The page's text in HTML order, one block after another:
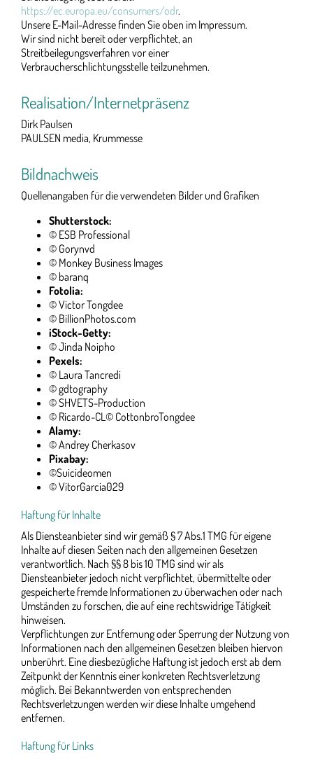
https://ec.europa.eu/consumers/odr.
Unsere E-Mail-Adresse finden Sie oben im Impressum.
Wir sind nicht bereit oder verpflichtet, an
Streitbeilegungsverfahren vor einer
Verbraucherschlichtungsstelle teilzunehmen.
Realisation/Internetpräsenz
Dirk Paulsen
PAULSEN media, Krummesse
Bildnachweis
Quellenangaben für die verwendeten Bilder und Grafiken
Shutterstock:
© ESB Professional
© Gorynvd
© Monkey Business Images
© baranq
Fotolia:
© Victor Tongdee
© BillionPhotos.com
iStock-Getty:
© Jinda Noipho
Pexels:
© Laura Tancredi
© gdtography
© SHVETS-Production
© Ricardo-CL© CottonbroTongdee
Alamy:
© Andrey Cherkasov
Pixabay:
©Suicideomen
© VitorGarcia029
Haftung für Inhalte
Als Diensteanbieter sind wir gemäß § 7 Abs.1 TMG für eigene
Inhalte auf diesen Seiten nach den allgemeinen Gesetzen
verantwortlich. Nach §§ 8 bis 10 TMG sind wir als
Diensteanbieter jedoch nicht verpflichtet, übermittelte oder
gespeicherte fremde Informationen zu überwachen oder nach
Umständen zu forschen, die auf eine rechtswidrige Tätigkeit
hinweisen.
Verpflichtungen zur Entfernung oder Sperrung der Nutzung von
Informationen nach den allgemeinen Gesetzen bleiben hiervon
unberührt. Eine diesbezügliche Haftung ist jedoch erst ab dem
Zeitpunkt der Kenntnis einer konkreten Rechtsverletzung
möglich. Bei Bekanntwerden von entsprechenden
Rechtsverletzungen werden wir diese Inhalte umgehend
entfernen.
Haftung für Links